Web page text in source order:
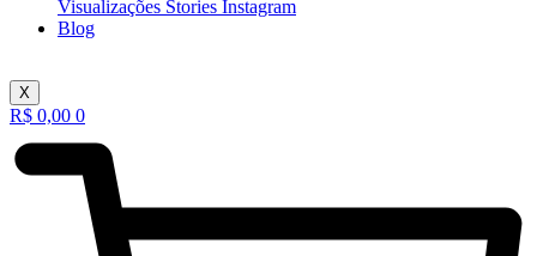
Visualizações Stories Instagram
Blog
X
R$ 0,00 0